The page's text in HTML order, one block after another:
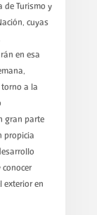
de Turismo y
cuyas
en esa
torno a la
gran parte
propicia
exterior en